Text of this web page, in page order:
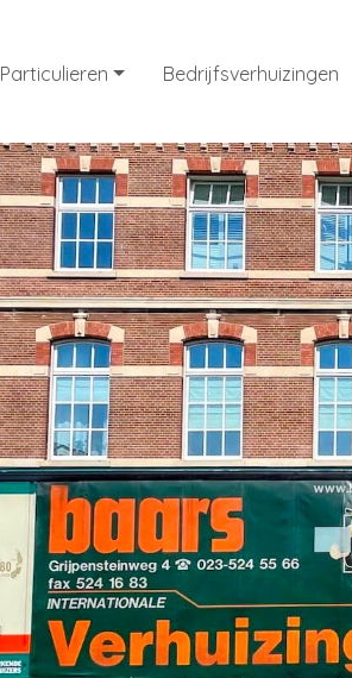
Particulieren Bedrijfsverhuizingen